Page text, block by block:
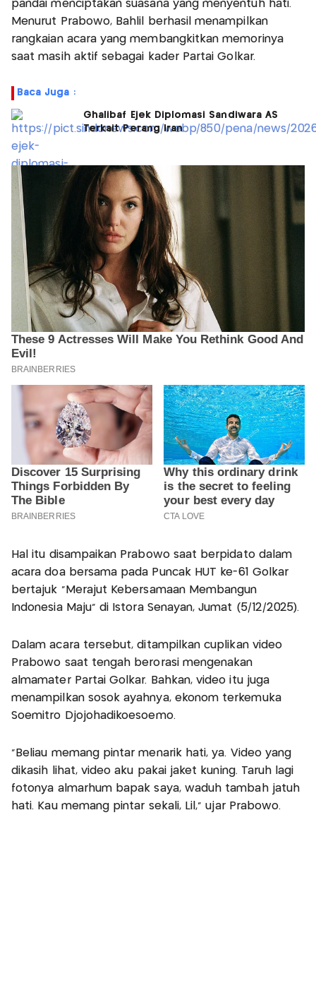
pandai menciptakan suasana yang menyentuh hati.
Menurut Prabowo, Bahlil berhasil menampilkan
rangkaian acara yang membangkitkan memorinya
saat masih aktif sebagai kader Partai Golkar.
Baca Juga :
Ghalibaf Ejek Diplomasi Sandiwara AS
Terkait Perang Iran
Hal itu disampaikan Prabowo saat berpidato dalam
acara doa bersama pada Puncak HUT ke-61 Golkar
bertajuk “Merajut Kebersamaan Membangun
Indonesia Maju” di Istora Senayan, Jumat (5/12/2025).
Dalam acara tersebut, ditampilkan cuplikan video
Prabowo saat tengah berorasi mengenakan
almamater Partai Golkar. Bahkan, video itu juga
menampilkan sosok ayahnya, ekonom terkemuka
Soemitro Djojohadikoesoemo.
“Beliau memang pintar menarik hati, ya. Video yang
dikasih lihat, video aku pakai jaket kuning. Taruh lagi
fotonya almarhum bapak saya, waduh tambah jatuh
hati. Kau memang pintar sekali, Lil,” ujar Prabowo.